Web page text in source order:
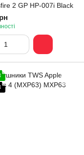
2 GP HP-007i Black